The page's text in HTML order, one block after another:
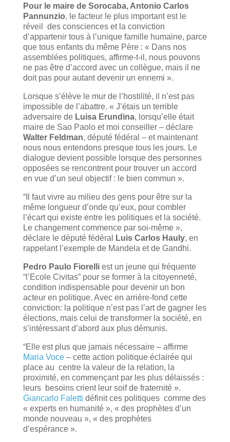
Pour le maire de Sorocaba, Antonio Carlos
Pannunzio, le facteur le plus important est le
réveil des consciences et la conviction
d’appartenir tous à l’unique famille humaine, parce
que tous enfants du même Père : « Dans nos
assemblées politiques, affirme-t-il, nous pouvons
ne pas être d’accord avec un collègue, mais il ne
doit pas pour autant devenir un ennemi ».
Lorsque s’élève le mur de l’hostilité, il n’est pas
impossible de l’abattre. « J’étais un terrible
adversaire de Luisa Erundina, lorsqu’elle était
maire de Sao Paolo et moi conseiller – déclare
Walter Feldman, député fédéral – et maintenant
nous nous entendons presque tous les jours. Le
dialogue devient possible lorsque des personnes
opposées se rencontrent pour trouver un accord
en vue d’un seul objectif : le bien commun ».
“Il faut vivre au milieu des gens pour être sur la
même longueur d’onde qu’eux, pour combler
l’écart qui existe entre les politiques et la société.
Le changement commence par soi-même »,
déclare le député fédéral
Luis Carlos Hauly, en
rappelant l’exemple de Mandela et de Gandhi.
Pedro Paulo Fiorelli est un jeune qui fréquente
“l’Ecole Civitas” pour se former à la citoyenneté,
condition indispensable pour devenir un bon
acteur en politique. Avec en arrière-fond cette
conviction: la politique n’est pas l’art de gagner les
élections, mais celui de transformer la société, en
s’intéressant d’abord aux plus démunis.
“Elle est plus que jamais nécessaire – affirme
Maria Voce– cette action politique éclairée qui
place au centre la valeur de la relation, la
proximité, en commençant par les plus délaissés :
leurs besoins crient leur soif de fraternité ».
Giancarlo Faletti définit ces politiques comme des
« experts en humanité », « des prophètes d’un
monde nouveau », « des prophètes
d’espérance ».